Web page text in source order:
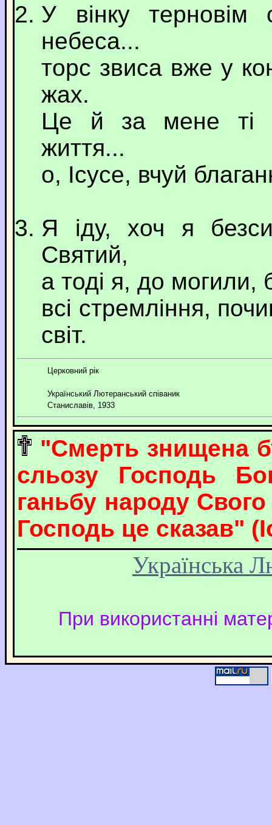
У вінку терновім
небеса...
торс звиса вже у
жах.
Це й за мене ті
життя...
о, Ісусе, вчуй
Я іду, хоч я
Святий,
а тоді я, до могили,
всі стремління,
світ.
Церковний рік
Український Лютеранський співаник
Станиславів, 1933
"Смерть знищена
сльозу Господь
ганьбу народу Свого
Господь це сказав"
Українська
При використанні